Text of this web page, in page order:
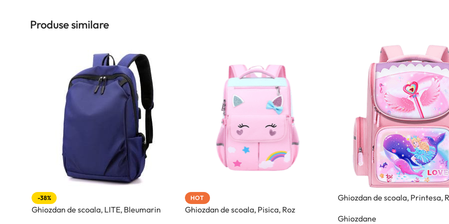
Produse similare
-38%
Ghiozdan de scoala, LITE, Bleumarin
HOT
Ghiozdan de scoala, Pisica, Roz
Ghiozdan de scoala, Printesa,
Ghiozdane